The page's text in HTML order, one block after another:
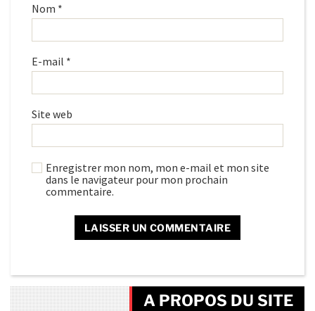
Nom *
E-mail *
Site web
Enregistrer mon nom, mon e-mail et mon site
dans le navigateur pour mon prochain
commentaire.
A PROPOS DU SITE